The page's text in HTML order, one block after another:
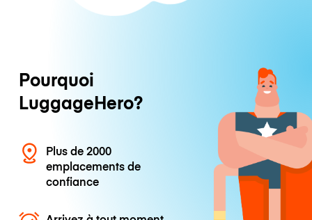
Pourquoi
LuggageHero?
Plus de 2000
emplacements de
confiance